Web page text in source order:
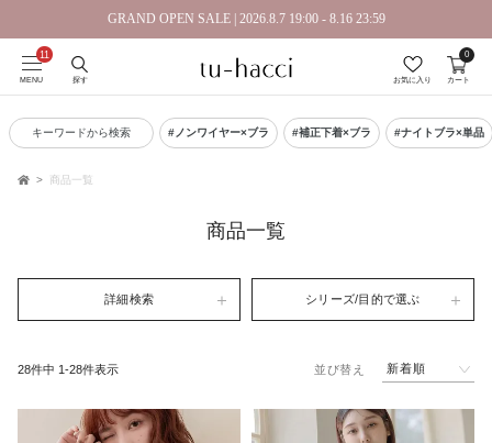
GRAND OPEN SALE | 2026.8.7 19:00 - 8.16 23:59
会員登録で今すぐ使えるポイントプレゼント！
MENU 探す お気に入り カート
0
キーワードから検索 #ノンワイヤー×ブラ #補正下着×ブラ #ナイトブラ×単品
商品一覧
商品一覧
詳細検索 シリーズ/目的で選ぶ
並び替え 新着順
28件中 1-28件表示